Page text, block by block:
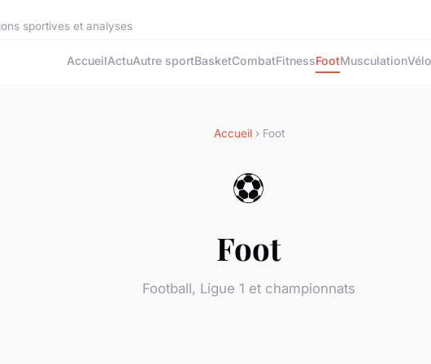
sportives et analyses
AccueilActuAutre sportBasketCombatFitnessFootMusculationVélo
Accueil› Foot
⚽
Foot
Football, Ligue 1 et championnats